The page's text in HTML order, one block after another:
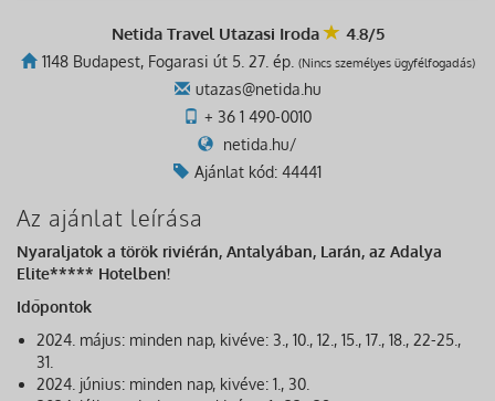
Netida Travel Utazasi Iroda 4.8/5
1148 Budapest, Fogarasi út 5. 27. ép. (Nincs személyes ügyfélfogadás)
utazas@netida.hu
+ 36 1 490-0010
netida.hu/
Ajánlat kód: 44441
Az ajánlat leírása
Nyaraljatok a török riviérán, Antalyában, Larán, az Adalya
Elite***** Hotelben!
Időpontok
2024. május: minden nap, kivéve: 3., 10., 12., 15., 17., 18., 22-25.,
31.
2024. június: minden nap, kivéve: 1., 30.